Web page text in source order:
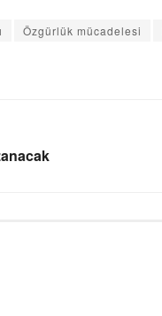
Özgürlük mücadelesi